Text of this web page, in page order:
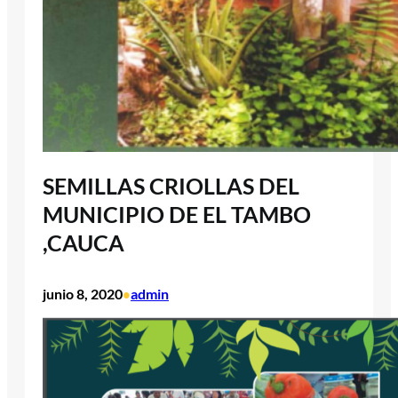
SEMILLAS CRIOLLAS DEL
MUNICIPIO DE EL TAMBO
,CAUCA
junio 8, 2020•admin